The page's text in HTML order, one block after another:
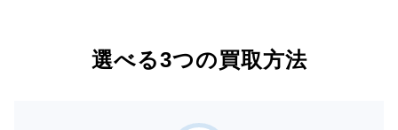
選べる3つの買取方法